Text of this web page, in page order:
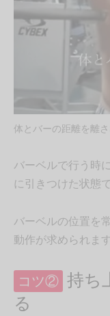
体とバーの距離を離
バーベルで行う時
に引きつけた状態
バーベルの位置を
動作が求められます
コツ② 持ち
る